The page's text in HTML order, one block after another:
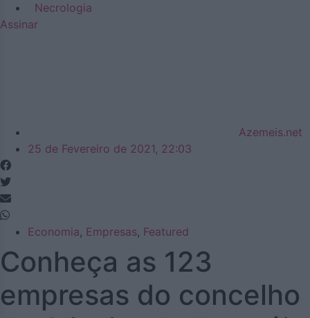
Necrologia
Assinar
Azemeis.net
25 de Fevereiro de 2021, 22:03
Economia, Empresas, Featured
Conheça as 123
empresas do concelho